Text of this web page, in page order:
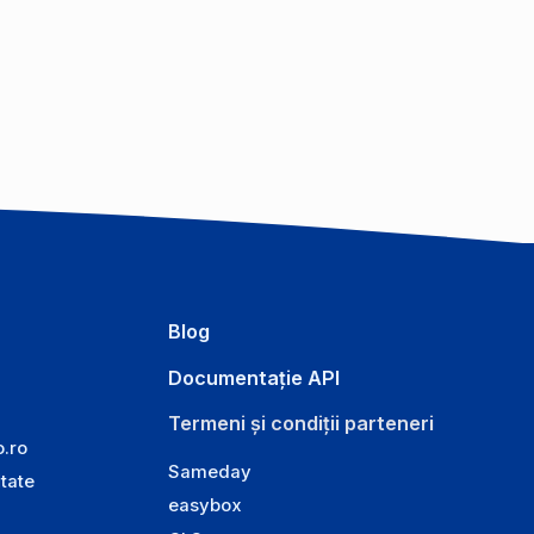
Blog
Documentație API
Termeni și condiții parteneri
Sameday
easybox